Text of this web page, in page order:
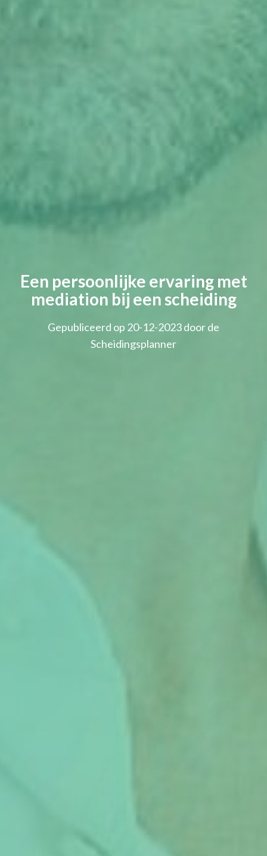
Een persoonlijke ervaring met
mediation bij een scheiding
Gepubliceerd op 20-12-2023 door de
Scheidingsplanner